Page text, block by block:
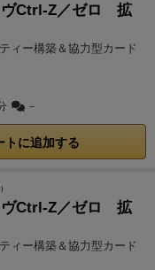
ヴCtrl-Z／ゼロ 拡
ィー構築＆協力型カード
－
に追加する
ヴCtrl-Z／ゼロ 拡
ィー構築＆協力型カード